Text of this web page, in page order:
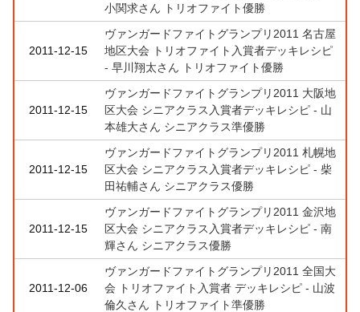
小関求さん トリオファイト優勝
2011-12-15
ヴァンガードファイトグランプリ2011 名古屋
地区大会 トリオファイト入賞者デッキレシピ
- 早川翔太さん トリオファイト優勝
2011-12-15
ヴァンガードファイトグランプリ2011 大阪地
区大会 シニアクラス入賞者デッキレシピ - 山
本雄大さん シニアクラス準優勝
2011-12-15
ヴァンガードファイトグランプリ2011 札幌地
区大会 シニアクラス入賞者デッキレシピ - 柴
田祐輔さん シニアクラス優勝
2011-12-15
ヴァンガードファイトグランプリ2011 金沢地
区大会 シニアクラス入賞者デッキレシピ - 南
輝さん シニアクラス優勝
2011-12-06
ヴァンガードファイトグランプリ2011 全国大
会 トリオファイト入賞者 デッキレシピ - 山波
倫久さん トリオファイト準優勝